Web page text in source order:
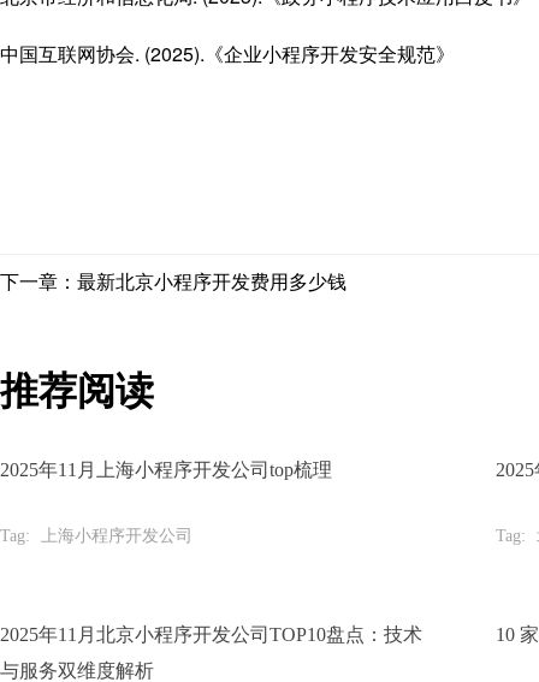
中国互联网协会. (2025).《企业小程序开发安全规范》
下一章：最新北京小程序开发费用多少钱
推荐阅读
2025年11月上海小程序开发公司top梳理
Tag: 上海小程序开发公司 Tag:
2025年11月北京小程序开发公司TOP10盘点：技术
与服务双维度解析
10